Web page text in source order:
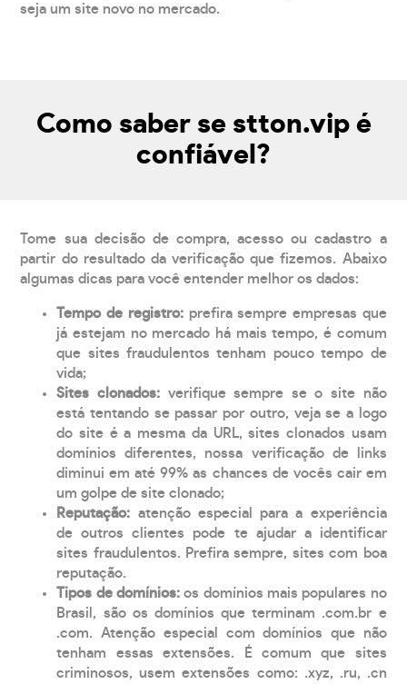
seja um site novo no mercado.
Como saber se stton.vip é
confiável?
Tome sua decisão de compra, acesso ou cadastro a
partir do resultado da verificação que fizemos. Abaixo
algumas dicas para você entender melhor os dados:
Tempo de registro: prefira sempre empresas que
já estejam no mercado há mais tempo, é comum
que sites fraudulentos tenham pouco tempo de
vida;
Sites clonados: verifique sempre se o site não
está tentando se passar por outro, veja se a logo
do site é a mesma da URL, sites clonados usam
domínios diferentes, nossa verificação de links
diminui em até 99% as chances de vocês cair em
um golpe de site clonado;
Reputação: atenção especial para a experiência
de outros clientes pode te ajudar a identificar
sites fraudulentos. Prefira sempre, sites com boa
reputação.
Tipos de domínios:os domínios mais populares no
Brasil, são os domínios que terminam .com.br e
.com. Atenção especial com domínios que não
tenham essas extensões. É comum que sites
criminosos, usem extensões como: .xyz, .ru, .cn